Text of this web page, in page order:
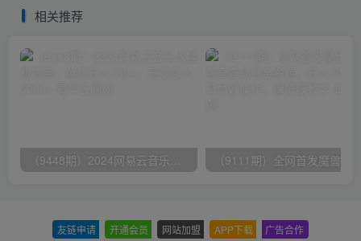
相关推荐
友链申请 开通会员 网站加盟 APP下载 广告合作